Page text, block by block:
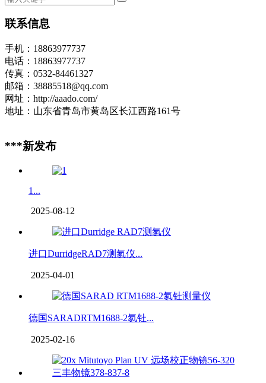
联系信息
手机：18863977737
电话：18863977737
传真：0532-84461327
邮箱：38885518@qq.com
网址：http://aaado.com/
地址：山东省青岛市黄岛区长江西路161号
***新发布
1...
2025-08-12
进口DurridgeRAD7测氡仪...
2025-04-01
德国SARADRTM1688-2氡钍...
2025-02-16